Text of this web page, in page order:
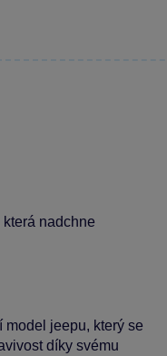
nadchne
jeepu, který se
díky svému